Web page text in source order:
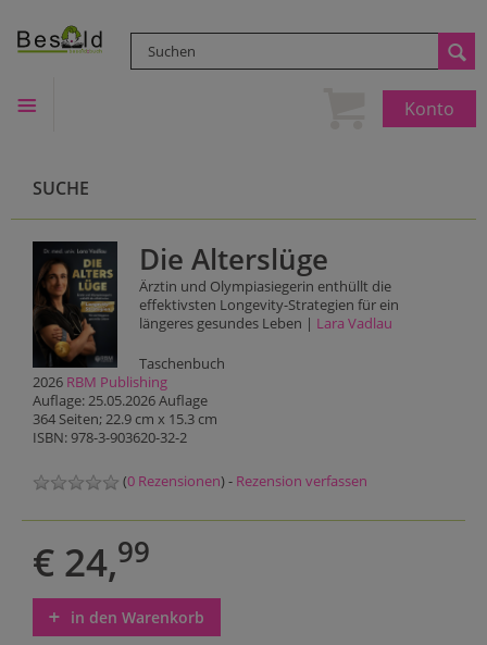
Konto
SUCHE
Die Alterslüge
Ärztin und Olympiasiegerin enthüllt die
effektivsten Longevity-Strategien für ein
längeres gesundes Leben | Lara Vadlau
Taschenbuch
2026 RBM Publishing
Auflage: 25.05.2026 Auflage
364 Seiten; 22.9 cm x 15.3 cm
ISBN: 978-3-903620-32-2
(0 Rezensionen) - Rezension verfassen
€ 24,99
in den Warenkorb